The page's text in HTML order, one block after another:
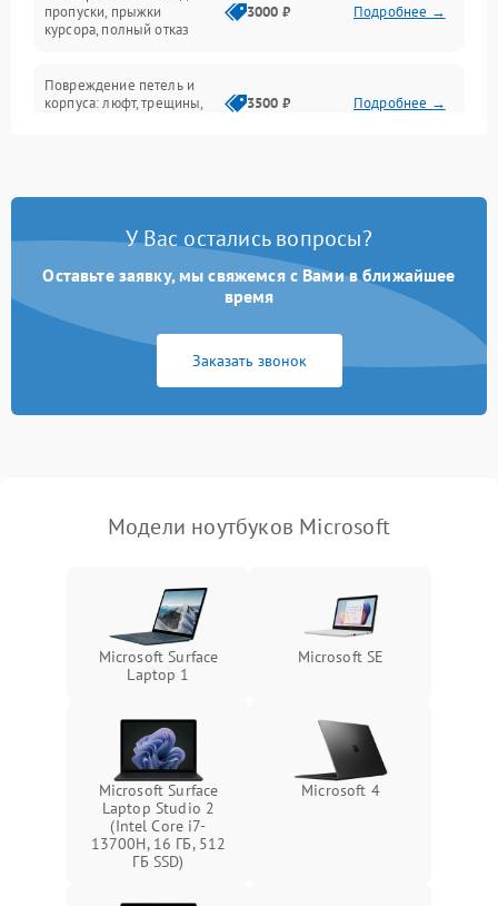
пропуски, прыжки
курсора, полный отказ
3000 ₽ Подробнее →
Повреждение петель и
корпуса: люфт, трещины,
3500 ₽ Подробнее →
быстрая разрядка,
2500 ₽ Подробнее →
Неисправность зарядного
питания
2000 ₽ Подробнее →
неисправности кулера
пропадание диска
оперативной памяти:
вылеты приложений,
синие экраны
Подробнее →
Проблемы Wi‑Fi или
У Вас остались вопросы?
Оставьте заявку, мы свяжемся с Вами в ближайшее
время
Заказать звонок
Модели ноутбуков Microsoft
Microsoft Surface
Laptop 1
Microsoft SE
Microsoft Surface
Laptop Studio 2
(Intel Core i7-
13700H, 16 ГБ, 512
ГБ SSD)
Microsoft 4